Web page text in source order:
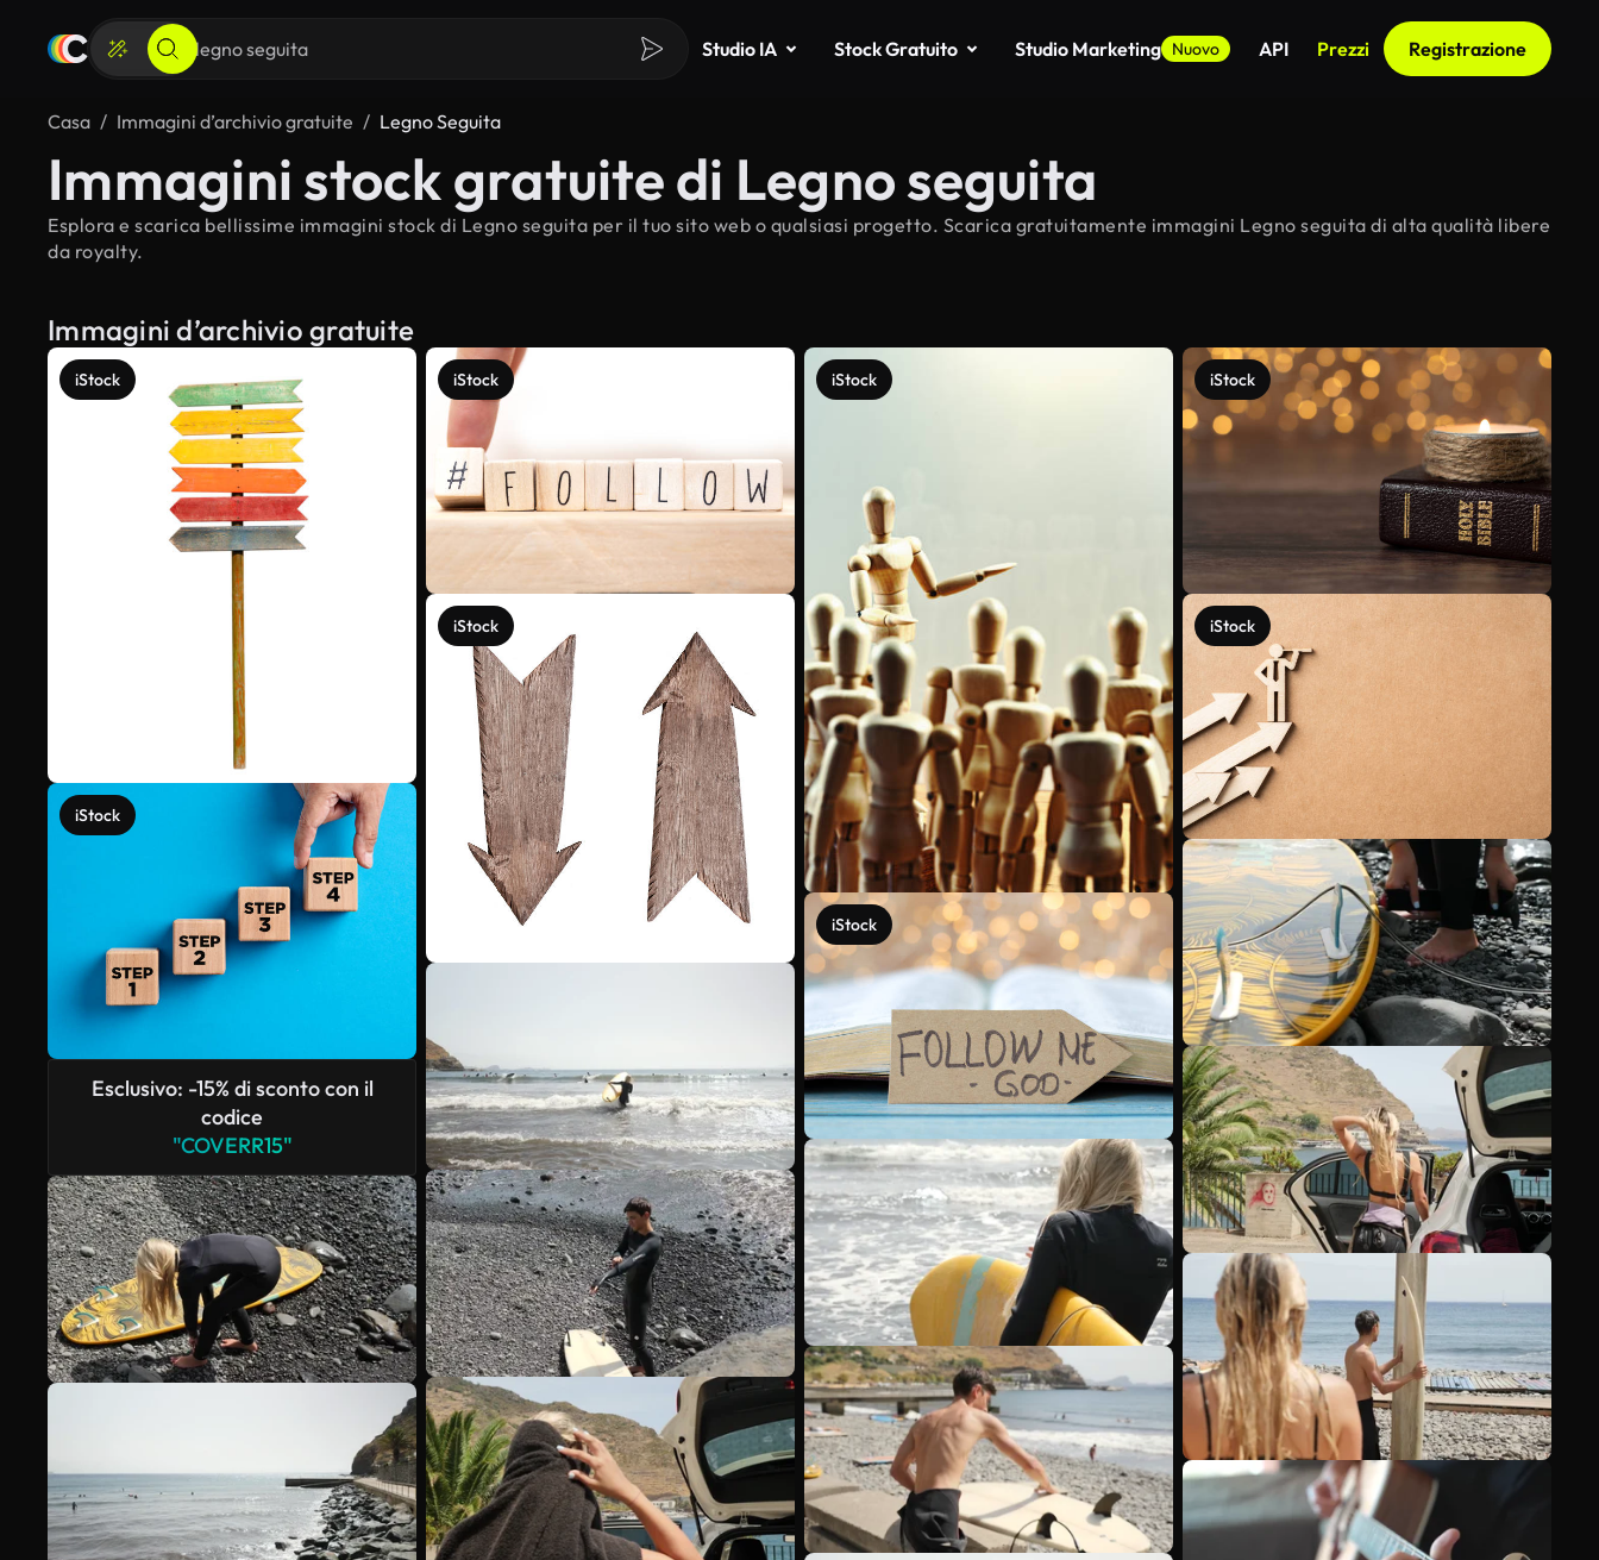
Studio IA Stock Gratuito Studio Marketing Nuovo API Prezzi Registrazione
Casa Immagini d’archivio gratuite Legno Seguita
Immagini stock gratuite di Legno seguita
Esplora e scarica bellissime immagini stock di Legno seguita per il tuo sito web o qualsiasi progetto. Scarica gratuitamente immagini Legno seguita di alta qualità libere
da royalty.
Immagini d’archivio gratuite
iStock
iStock
Esclusivo: -15% di sconto con il
codice
"COVERR15"
iStock
iStock
iStock
iStock
iStock
iStock
Scopri di più